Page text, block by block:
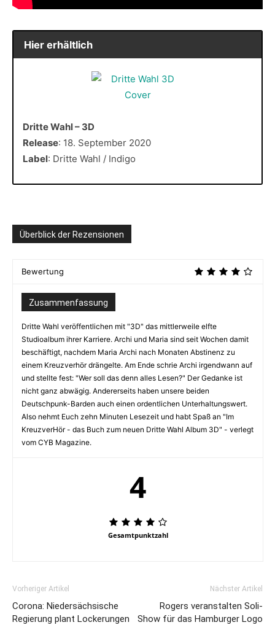
Hier erhältlich
Dritte Wahl – 3D
Release: 18. September 2020
Label: Dritte Wahl / Indigo
Überblick der Rezensionen
Bewertung
Zusammenfassung
Dritte Wahl veröffentlichen mit "3D" das mittlerweile elfte
Studioalbum ihrer Karriere. Archi und Maria sind seit Wochen damit
beschäftigt, nachdem Maria Archi nach Monaten Abstinenz zu
einem Kreuzverhör drängelte. Am Ende schrie Archi irgendwann auf
und stellte fest: "Wer soll das denn alles Lesen?" Der Gedanke ist
nicht ganz abwägig. Andererseits haben unsere beiden
Deutschpunk-Barden auch einen ordentlichen Unterhaltungswert.
Also nehmt Euch zehn Minuten Lesezeit und habt Spaß an "Im
KreuzverHör - das Buch zum neuen Dritte Wahl Album 3D" - verlegt
vom CYB Magazine.
4
Gesamtpunktzahl
Vorheriger Artikel
Corona: Niedersächsische
Regierung plant Lockerungen
Nächster Artikel
Rogers veranstalten Soli-
Show für das Hamburger Logo